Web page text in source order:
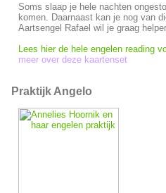
Soms slaap je hele nachten
komen. Daarnaast kan je nog van
Aartsengel Rafael wil je graag
Lees hier de hele engelen reading
meer over deze kaartenset
Praktijk Angelo